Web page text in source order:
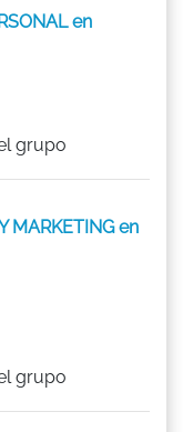
en
grupo
MARKETING en
grupo